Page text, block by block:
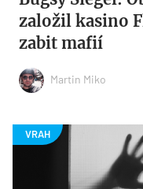
založil kasino
zabit mafií
Martin Miko